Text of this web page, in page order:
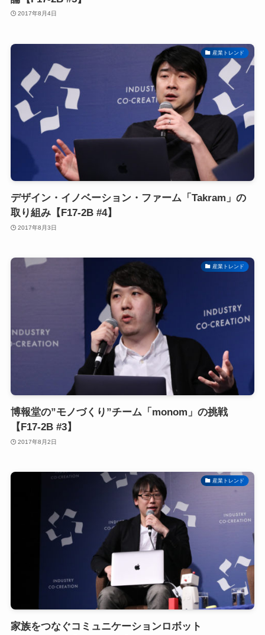
2017年8月4日
産業トレンド
デザイン・イノベーション・ファーム「Takram」の
取り組み【F17-2B #4】
2017年8月3日
産業トレンド
博報堂の”モノづくり”チーム「monom」の挑戦
【F17-2B #3】
2017年8月2日
産業トレンド
家族をつなぐコミュニケーションロボット